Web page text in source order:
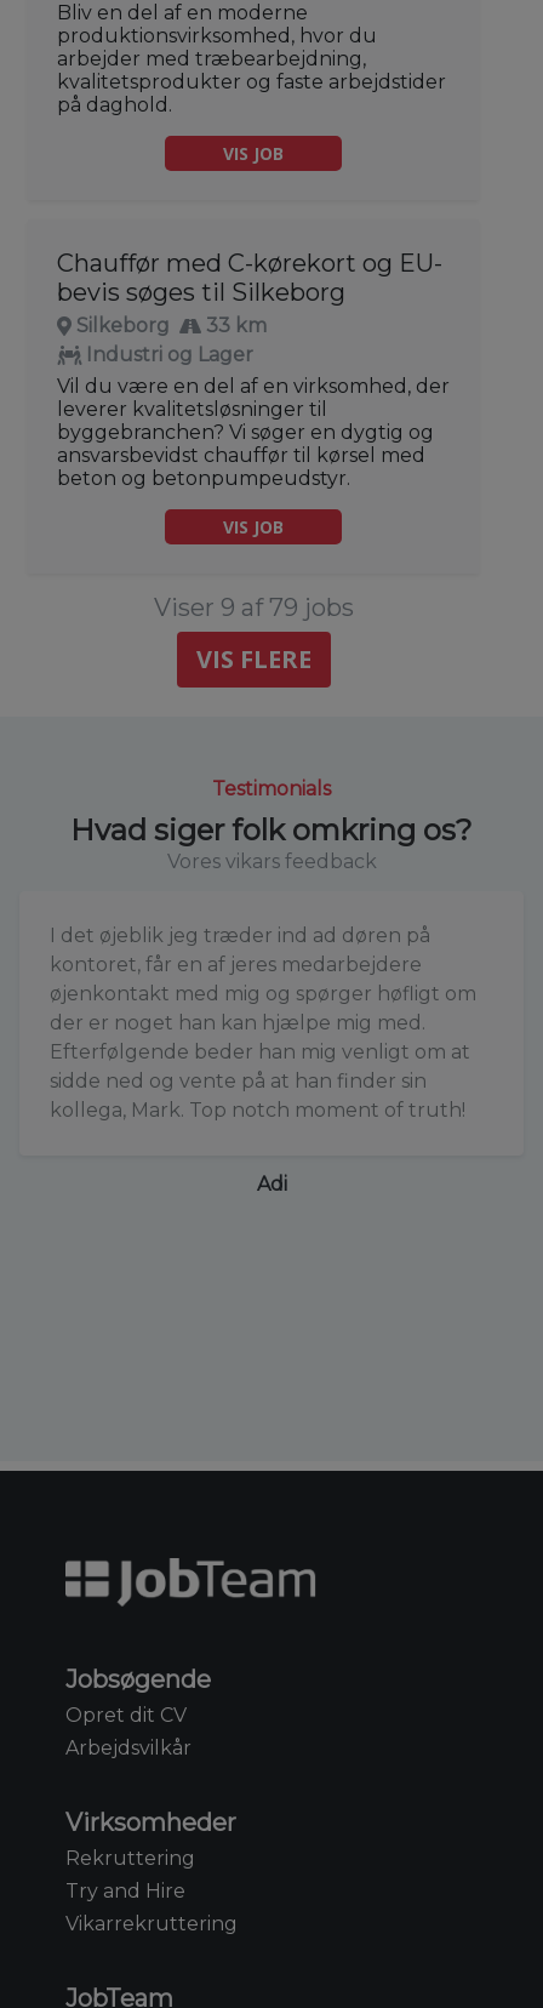
Bliv en del af en moderne
produktionsvirksomhed, hvor du
arbejder med træbearbejdning,
kvalitetsprodukter og faste arbejdstider
på daghold.
VIS JOB
Chauffør med C-kørekort og EU-
bevis søges til Silkeborg
Silkeborg
33 km
Industri og Lager
Vil du være en del af en virksomhed, der
leverer kvalitetsløsninger til
byggebranchen? Vi søger en dygtig og
ansvarsbevidst chauffør til kørsel med
beton og betonpumpeudstyr.
VIS JOB
Viser 9 af 79 jobs
VIS FLERE
Testimonials
Hvad siger folk omkring os?
Vores vikars feedback
I det øjeblik jeg træder ind ad døren på
kontoret, får en af jeres medarbejdere
øjenkontakt med mig og spørger høfligt om
der er noget han kan hjælpe mig med.
Efterfølgende beder han mig venligt om at
sidde ned og vente på at han finder sin
kollega, Mark. Top notch moment of truth!
Adi
Jobsøgende
Opret dit CV
Arbejdsvilkår
Virksomheder
Rekruttering
Try and Hire
Vikarrekruttering
JobTeam